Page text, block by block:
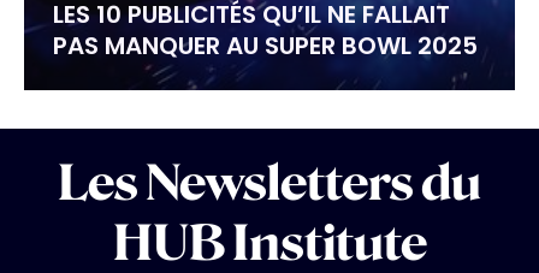
LES 10 PUBLICITÉS QU’IL NE FALLAIT
PAS MANQUER AU SUPER BOWL 2025
Les Newsletters du
HUB Institute